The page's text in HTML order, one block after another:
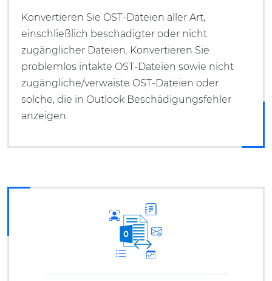
Konvertieren Sie OST-Dateien aller Art,
einschließlich beschädigter oder nicht
zugänglicher Dateien. Konvertieren Sie
problemlos intakte OST-Dateien sowie nicht
zugängliche/verwaiste OST-Dateien oder
solche, die in Outlook Beschädigungsfehler
anzeigen.